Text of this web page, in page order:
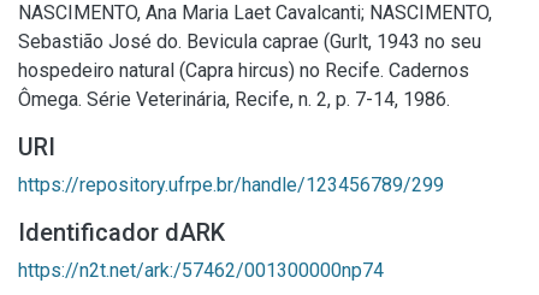
NASCIMENTO, Ana Maria Laet Cavalcanti; NASCIMENTO,
Sebastião José do. Bevicula caprae (Gurlt, 1943 no seu
hospedeiro natural (Capra hircus) no Recife. Cadernos
Ômega. Série Veterinária, Recife, n. 2, p. 7-14, 1986.
URI
https://repository.ufrpe.br/handle/123456789/299
Identificador dARK
https://n2t.net/ark:/57462/001300000np74